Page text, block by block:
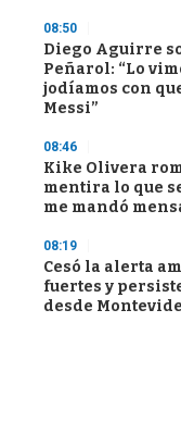
08:50
Diego Aguirre
Peñarol: “Lo
jodíamos con
Messi”
08:46
Kike Olivera
mentira lo que
me mandó
08:19
Cesó la alerta
fuertes y
desde